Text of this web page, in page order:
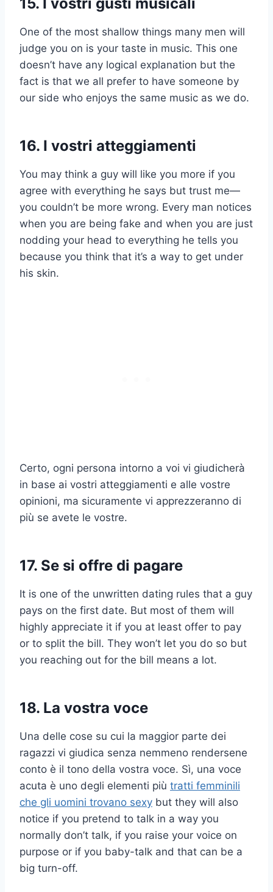
15. I vostri gusti musicali
One of the most shallow things many men will
judge you on is your taste in music. This one
doesn’t have any logical explanation but the
fact is that we all prefer to have someone by
our side who enjoys the same music as we do.
16. I vostri atteggiamenti
You may think a guy will like you more if you
agree with everything he says but trust me—
you couldn’t be more wrong. Every man notices
when you are being fake and when you are just
nodding your head to everything he tells you
because you think that it’s a way to get under
his skin.
Certo, ogni persona intorno a voi vi giudicherà
in base ai vostri atteggiamenti e alle vostre
opinioni, ma sicuramente vi apprezzeranno di
più se avete le vostre.
17. Se si offre di pagare
It is one of the unwritten dating rules that a guy
pays on the first date. But most of them will
highly appreciate it if you at least offer to pay
or to split the bill. They won’t let you do so but
you reaching out for the bill means a lot.
18. La vostra voce
Una delle cose su cui la maggior parte dei
ragazzi vi giudica senza nemmeno rendersene
conto è il tono della vostra voce. Sì, una voce
acuta è uno degli elementi più tratti femminili
che gli uomini trovano sexy but they will also
notice if you pretend to talk in a way you
normally don’t talk, if you raise your voice on
purpose or if you baby-talk and that can be a
big turn-off.